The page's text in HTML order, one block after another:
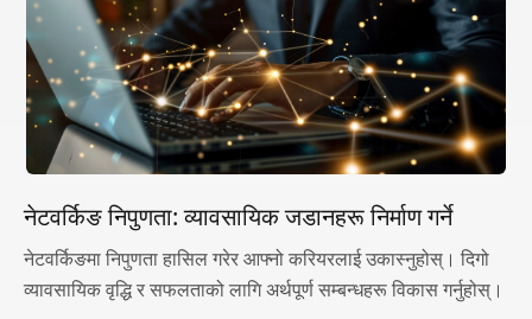
नेटवर्किङ निपुणता: व्यावसायिक जडानहरू निर्माण गर्ने
नेटवर्किङमा निपुणता हासिल गरेर आफ्नो करियरलाई उकास्नुहोस्। दिगो
व्यावसायिक वृद्धि र सफलताको लागि अर्थपूर्ण सम्बन्धहरू विकास गर्नुहोस्।